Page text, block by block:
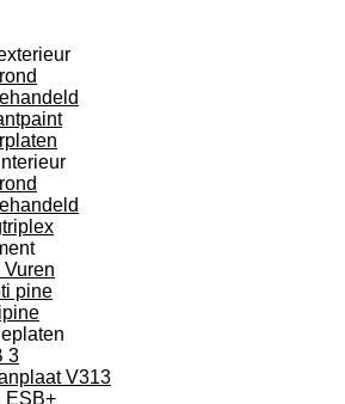
Vuren
pine
3
V313
ESB+